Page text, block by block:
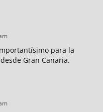
para la
Gran Canaria.